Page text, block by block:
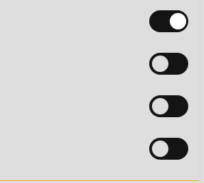
mit Qualifikation zur
B-Lizenz (inkl. C-Lizenz)
als Fitnesstrainer – das